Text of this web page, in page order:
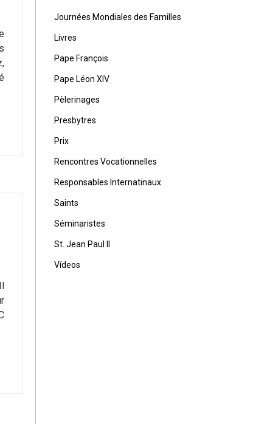
Journées Mondiales des Familles
Livres
Pape François
Pape Léon XIV
Pèlerinages
Presbytres
Prix
Rencontres Vocationnelles
Responsables Internatinaux
Saints
Séminaristes
St. Jean Paul II
Vídeos